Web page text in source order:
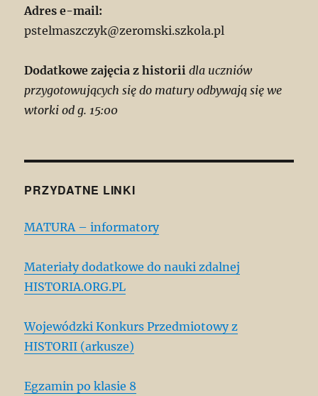
Adres e-mail:
pstelmaszczyk@zeromski.szkola.pl
Dodatkowe zajęcia z historii dla uczniów
przygotowujących się do matury odbywają się we
wtorki od g. 15:00
PRZYDATNE LINKI
MATURA – informatory
Materiały dodatkowe do nauki zdalnej
HISTORIA.ORG.PL
Wojewódzki Konkurs Przedmiotowy z
HISTORII (arkusze)
Egzamin po klasie 8